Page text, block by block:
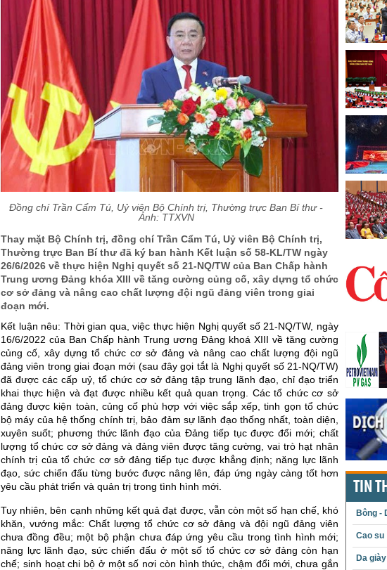
Đồng chí Trần Cẩm Tú, Uỷ viên Bộ Chính trị, Thường trực Ban Bí thư -
Ảnh: TTXVN
Thay mặt Bộ Chính trị, đồng chí Trần Cẩm Tú, Uỷ viên Bộ Chính trị,
Thường trực Ban Bí thư đã ký ban hành Kết luận số 58-KL/TW ngày
26/6/2026 về thực hiện Nghị quyết số 21-NQ/TW của Ban Chấp hành
Trung ương Đảng khóa XIII về tăng cường củng cố, xây dựng tổ chức
cơ sở đảng và nâng cao chất lượng đội ngũ đảng viên trong giai
đoạn mới.
Kết luận nêu: Thời gian qua, việc thực hiện Nghị quyết số 21-NQ/TW, ngày
16/6/2022 của Ban Chấp hành Trung ương Đảng khoá XIII về tăng cường
củng cố, xây dựng tổ chức cơ sở đảng và nâng cao chất lượng đội ngũ
đảng viên trong giai đoạn mới (sau đây gọi tắt là Nghị quyết số 21-NQ/TW)
đã được các cấp uỷ, tổ chức cơ sở đảng tập trung lãnh đạo, chỉ đạo triển
khai thực hiện và đạt được nhiều kết quả quan trọng. Các tổ chức cơ sở
đảng được kiện toàn, củng cố phù hợp với việc sắp xếp, tinh gọn tổ chức
bộ máy của hệ thống chính trị, bảo đảm sự lãnh đạo thống nhất, toàn diện,
xuyên suốt; phương thức lãnh đạo của Đảng tiếp tục được đổi mới; chất
lượng tổ chức cơ sở đảng và đảng viên được tăng cường, vai trò hạt nhân
chính trị của tổ chức cơ sở đảng tiếp tục được khẳng định; năng lực lãnh
đạo, sức chiến đấu từng bước được nâng lên, đáp ứng ngày càng tốt hơn
yêu cầu phát triển và quản trị trong tình hình mới.
Tuy nhiên, bên cạnh những kết quả đạt được, vẫn còn một số hạn chế, khó
khăn, vướng mắc: Chất lượng tổ chức cơ sở đảng và đội ngũ đảng viên
chưa đồng đều; một bộ phận chưa đáp ứng yêu cầu trong tình hình mới;
năng lực lãnh đạo, sức chiến đấu ở một số tổ chức cơ sở đảng còn hạn
chế; sinh hoạt chi bộ ở một số nơi còn hình thức, chậm đổi mới, chưa gắn
TIN
Bông -
Cao su
Da giày